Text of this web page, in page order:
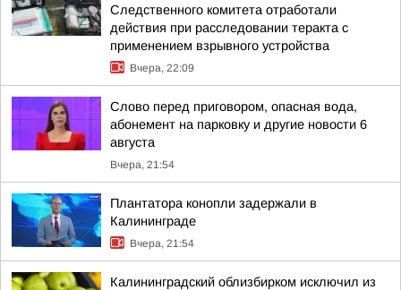
Следственного комитета отработали
действия при расследовании теракта с
применением взрывного устройства
Вчера, 22:09
Слово перед приговором, опасная вода,
абонемент на парковку и другие новости 6
августа
Вчера, 21:54
Плантатора конопли задержали в
Калининграде
Вчера, 21:54
Калининградский облизбирком исключил из